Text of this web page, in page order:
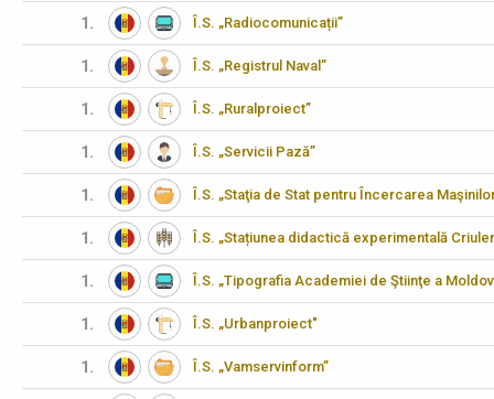
1. Î.S. „Radiocomunicații”
1. Î.S. „Registrul Naval”
1. Î.S. „Ruralproiect”
1. Î.S. „Servicii Pază”
1. Î.S. „Staţia de Stat pentru Încercarea
1. Î.S. „Stațiunea didactică experimentală
1. Î.S. „Tipografia Academiei de Ştiinţe a
1. Î.S. „Urbanproiect"
1. Î.S. „Vamservinform”